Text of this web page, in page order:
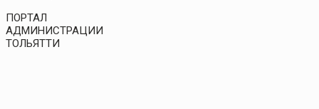
ПОРТАЛ
АДМИНИСТРАЦИИ
ТОЛЬЯТТИ